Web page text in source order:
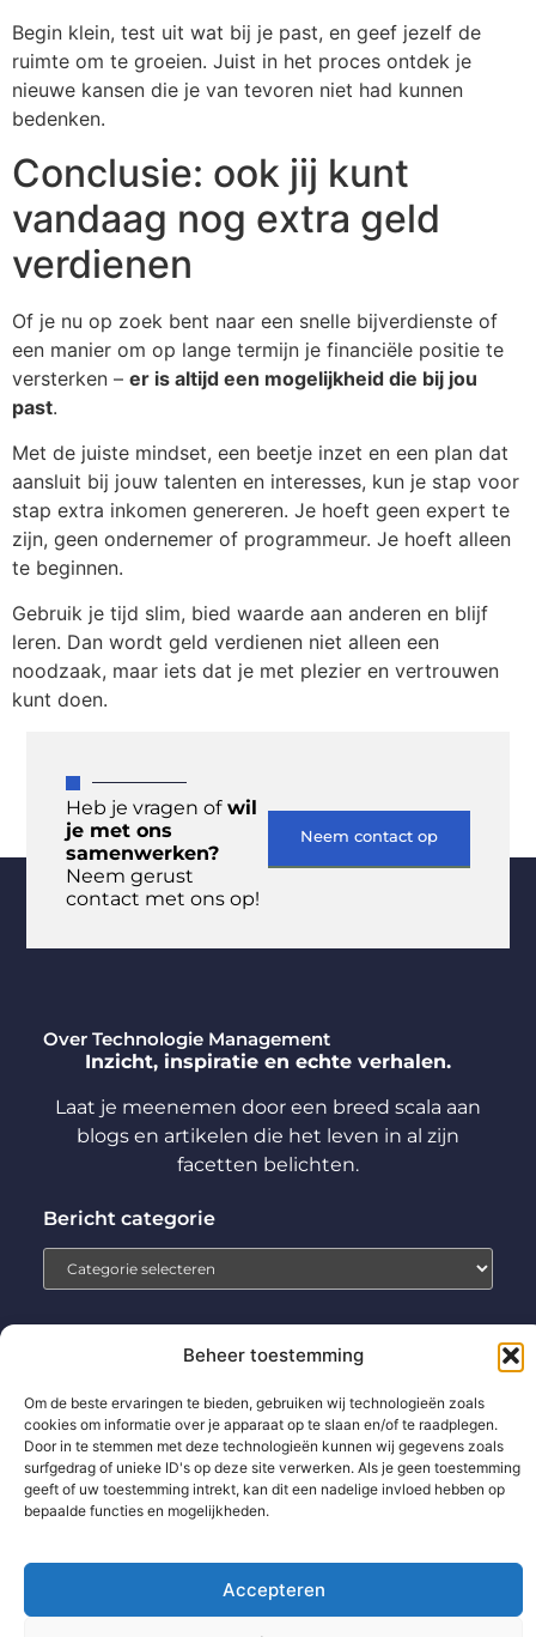
Beheer toestemming
Om de beste ervaringen te bieden, gebruiken wij technologieën zoals
cookies om informatie over je apparaat op te slaan en/of te raadplegen.
Door in te stemmen met deze technologieën kunnen wij gegevens zoals
surfgedrag of unieke ID's op deze site verwerken. Als je geen toestemming
geeft of uw toestemming intrekt, kan dit een nadelige invloed hebben op
bepaalde functies en mogelijkheden.
Accepteren
Begin klein, test uit wat bij je past, en geef jezelf de
ruimte om te groeien. Juist in het proces ontdek je
nieuwe kansen die je van tevoren niet had kunnen
bedenken.
Conclusie: ook jij kunt
vandaag nog extra geld
verdienen
Of je nu op zoek bent naar een snelle bijverdienste of
een manier om op lange termijn je financiële positie te
versterken – er is altijd een mogelijkheid die bij jou
past.
Met de juiste mindset, een beetje inzet en een plan dat
aansluit bij jouw talenten en interesses, kun je stap voor
stap extra inkomen genereren. Je hoeft geen expert te
zijn, geen ondernemer of programmeur. Je hoeft alleen
te beginnen.
Gebruik je tijd slim, bied waarde aan anderen en blijf
leren. Dan wordt geld verdienen niet alleen een
noodzaak, maar iets dat je met plezier en vertrouwen
kunt doen.
Heb je vragen ofwil
je met ons
samenwerken?
Neem gerust
contact met ons op!
Neem contact op
Over Technologie Management
Inzicht, inspiratie en echte verhalen.
Laat je meenemen door een breed scala aan
blogs en artikelen die het leven in al zijn
facetten belichten.
Bericht categorie
Cookiebeleid (EU) Ons team Over ons Partners
Website index Uit De Media
Backlinks kopen: wat jij moet weten voor betere SEO-resultaten
Extra geld verdienen: zo pak jij het slim en succesvol aan
All Rights Reserved © 2025
www.technologie-management.nl.